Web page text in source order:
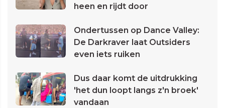
heen en rijdt door
Ondertussen op Dance Valley:
De Darkraver laat Outsiders
even iets ruiken
Dus daar komt de uitdrukking
'het dun loopt langs z'n broek'
vandaan